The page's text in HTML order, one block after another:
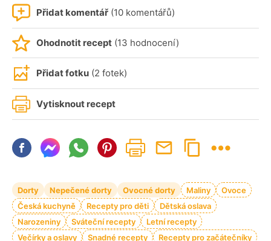
Přidat komentář (10 komentářů)
Ohodnotit recept (13 hodnocení)
Přidat fotku (2 fotek)
Vytisknout recept
Dorty Nepečené dorty Ovocné dorty Maliny
Ovoce
Česká kuchyně
Recepty pro děti
Dětská oslava
Narozeniny
Sváteční recepty
Letní recepty
Večírky a oslavy
Snadné recepty Recepty pro začátečníky